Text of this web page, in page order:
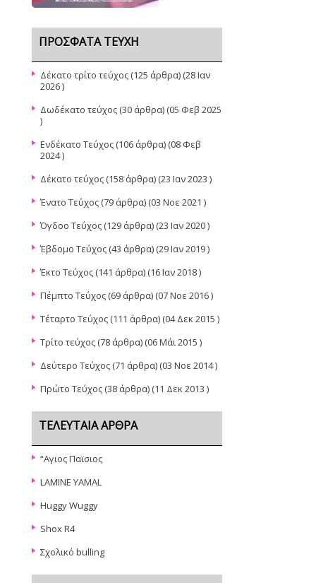
ΠΡΌΣΦΑΤΑ ΤΕΎΧΗ
Δέκατο τρίτο τεύχος (125 άρθρα) (28 Ιαν
2026 )
Δωδέκατο τεύχος (30 άρθρα) (05 Φεβ 2025
)
Ενδέκατο Τεύχος (106 άρθρα) (08 Φεβ
2024 )
Δέκατο τεύχος (158 άρθρα) (23 Ιαν 2023 )
Ένατο Τεύχος (79 άρθρα) (03 Νοε 2021 )
Όγδοο Τεύχος (129 άρθρα) (23 Ιαν 2020 )
Έβδομο Τεύχος (43 άρθρα) (29 Ιαν 2019 )
Έκτο Τεύχος (141 άρθρα) (16 Ιαν 2018 )
Πέμπτο Τεύχος (69 άρθρα) (07 Νοε 2016 )
Τέταρτο Τεύχος (111 άρθρα) (04 Δεκ 2015 )
Τρίτο τεύχος (78 άρθρα) (06 Μάι 2015 )
Δεύτερο Τεύχος (71 άρθρα) (03 Νοε 2014 )
Πρώτο Τεύχος (38 άρθρα) (11 Δεκ 2013 )
ΤΕΛΕΥΤΑΊΑ ΆΡΘΡΑ
“Αγιος Παϊσιος
LAMINE YAMAL
Huggy Wuggy
Shox R4
Σχολικό bulling